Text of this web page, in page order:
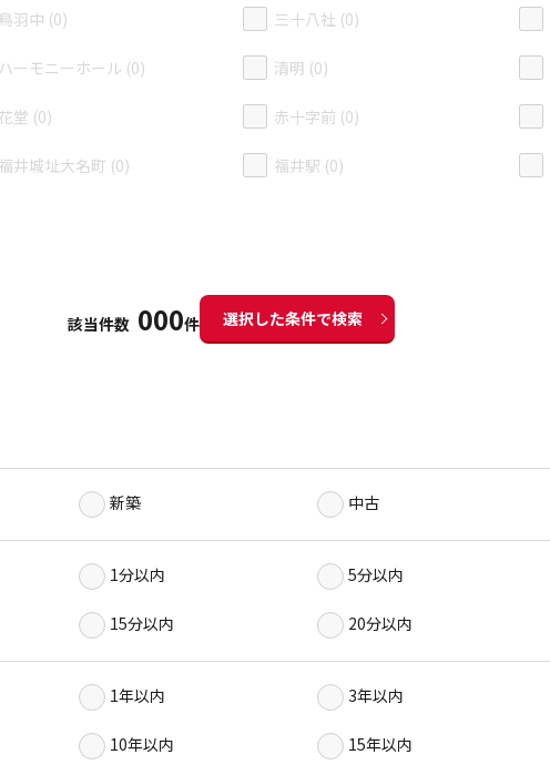
鳥羽中 (0) 三十八社 (0)
ハーモニーホール (0) 清明 (0)
花堂 (0) 赤十字前 (0)
福井城址大名町 (0) 福井駅 (0)
該当件数 000件 選択した条件で検索
新築 中古
1分以内 5分以内
15分以内 20分以内
1年以内 3年以内
10年以内 15年以内